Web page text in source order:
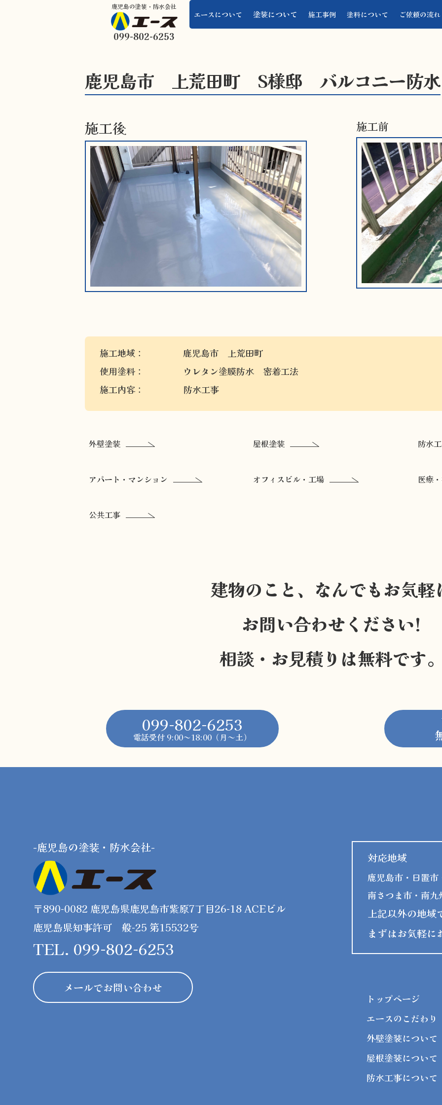
鹿児島の塗装・防水会社
099-802-6253
エースについて 塗装について 施工事例 塗料について ご依頼の流れ
鹿児島市 上荒田町 S様邸 バルコニー防水
施工後 施工前
施工地域：
鹿児島市 上荒田町
使用塗料：
ウレタン塗膜防水 密着工法
施工内容：
防水工事
外壁塗装 屋根塗装 防水
アパート・マンション オフィスビル・工場 医療
公共工事
建物のこと、なんでもお気軽
お問い合わせください!
相談・お見積りは無料です。
099-802-6253
電話受付 9:00～18:00（月～土）
-鹿児島の塗装・防水会社-
〒890-0082 鹿児島県鹿児島市紫原7丁目26-18 ACEビル
鹿児島県知事許可 般-25 第15532号
TEL. 099-802-6253
メールでお問い合わせ
対応地域
鹿児島市・日置
南さつま市・南
上記以外の地域
まずはお気軽に
トップページ
エースのこだわり
外壁塗装について
屋根塗装について
防水工事について